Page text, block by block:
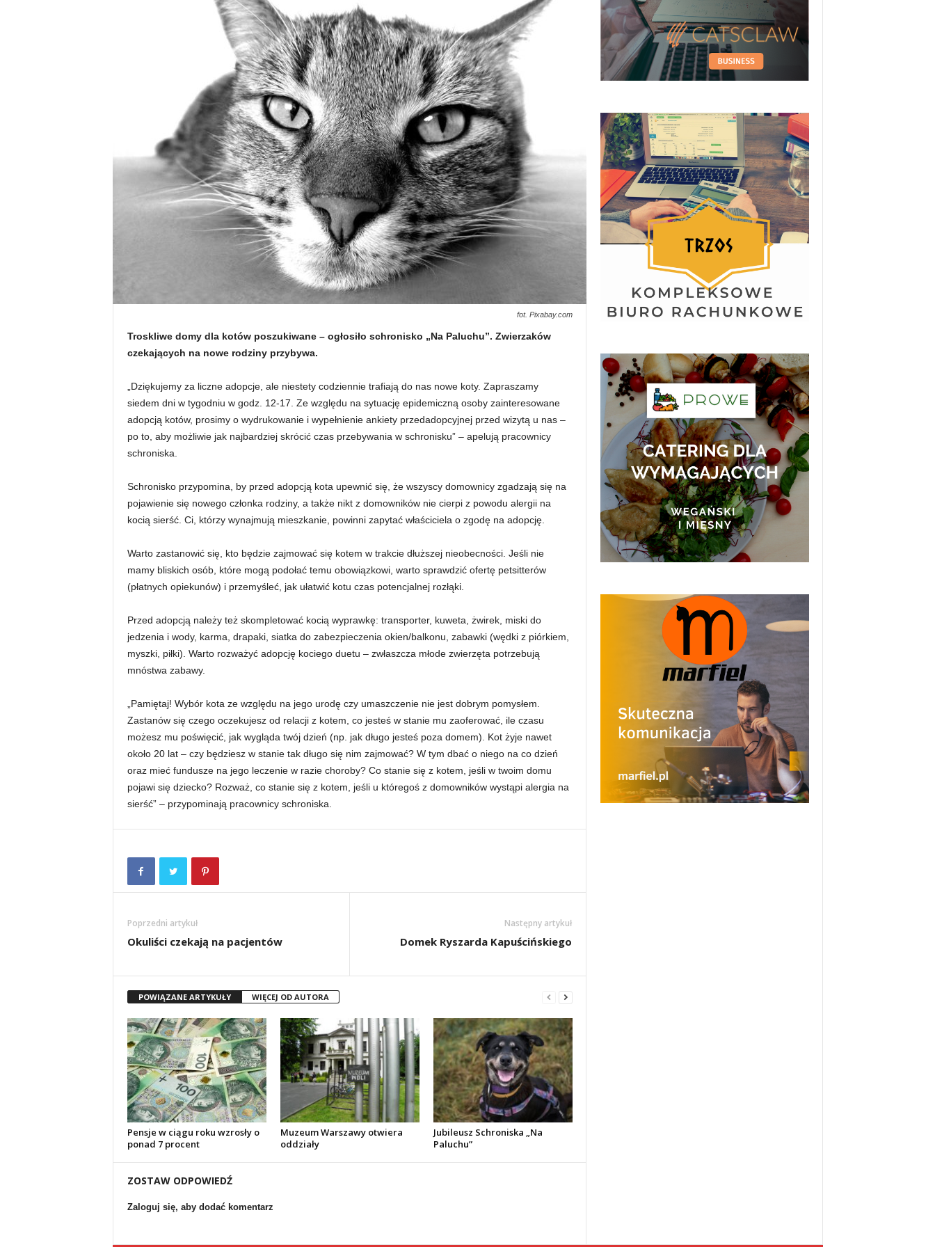
fot. Pixabay.com
Troskliwe domy dla kotów poszukiwane – ogłosiło schronisko „Na Paluchu”. Zwierzaków
czekających na nowe rodziny przybywa.
„Dziękujemy za liczne adopcje, ale niestety codziennie trafiają do nas nowe koty. Zapraszamy
siedem dni w tygodniu w godz. 12-17. Ze względu na sytuację epidemiczną osoby zainteresowane
adopcją kotów, prosimy o wydrukowanie i wypełnienie ankiety przedadopcyjnej przed wizytą u nas –
po to, aby możliwie jak najbardziej skrócić czas przebywania w schronisku” – apelują pracownicy
schroniska.
Schronisko przypomina, by przed adopcją kota upewnić się, że wszyscy domownicy zgadzają się na
pojawienie się nowego członka rodziny, a także nikt z domowników nie cierpi z powodu alergii na
kocią sierść. Ci, którzy wynajmują mieszkanie, powinni zapytać właściciela o zgodę na adopcję.
Warto zastanowić się, kto będzie zajmować się kotem w trakcie dłuższej nieobecności. Jeśli nie
mamy bliskich osób, które mogą podołać temu obowiązkowi, warto sprawdzić ofertę petsitterów
(płatnych opiekunów) i przemyśleć, jak ułatwić kotu czas potencjalnej rozłąki.
Przed adopcją należy też skompletować kocią wyprawkę: transporter, kuweta, żwirek, miski do
jedzenia i wody, karma, drapaki, siatka do zabezpieczenia okien/balkonu, zabawki (wędki z piórkiem,
myszki, piłki). Warto rozważyć adopcję kociego duetu – zwłaszcza młode zwierzęta potrzebują
mnóstwa zabawy.
„Pamiętaj! Wybór kota ze względu na jego urodę czy umaszczenie nie jest dobrym pomysłem.
Zastanów się czego oczekujesz od relacji z kotem, co jesteś w stanie mu zaoferować, ile czasu
możesz mu poświęcić, jak wygląda twój dzień (np. jak długo jesteś poza domem). Kot żyje nawet
około 20 lat – czy będziesz w stanie tak długo się nim zajmować? W tym dbać o niego na co dzień
oraz mieć fundusze na jego leczenie w razie choroby? Co stanie się z kotem, jeśli w twoim domu
pojawi się dziecko? Rozważ, co stanie się z kotem, jeśli u któregoś z domowników wystąpi alergia na
sierść” – przypominają pracownicy schroniska.
Poprzedni artykuł
Okuliści czekają na pacjentów
Następny artykuł
Domek Ryszarda Kapuścińskiego
POWIĄZANE ARTYKUŁY WIĘCEJ OD AUTORA
Pensje w ciągu roku wzrosły o
ponad 7 procent
Muzeum Warszawy otwiera
oddziały
Jubileusz Schroniska „Na
Paluchu”
ZOSTAW ODPOWIEDŹ
Zaloguj się, aby dodać komentarz